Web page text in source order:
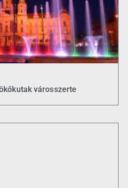
városszerte